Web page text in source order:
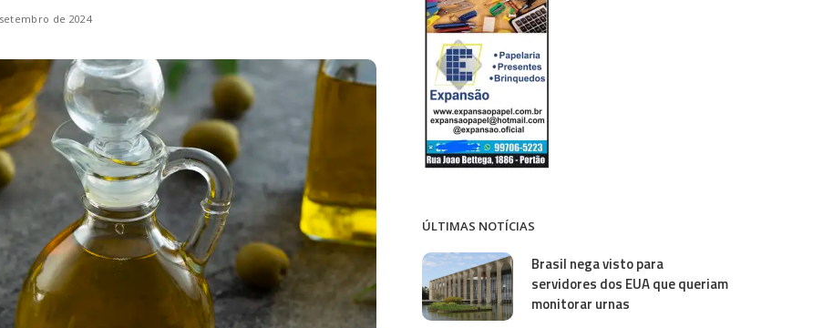
de 2024
ÚLTIMAS NOTÍCIAS
Brasil nega visto para
servidores dos EUA que queriam
monitorar urnas